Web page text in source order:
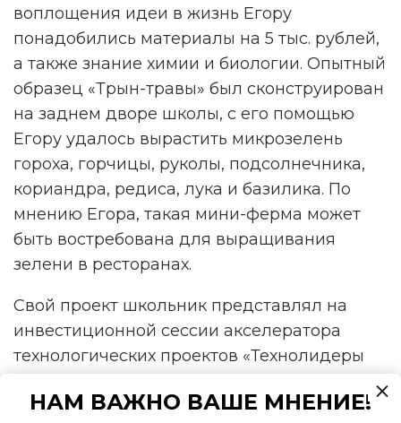
воплощения идеи в жизнь Егору
понадобились материалы на 5 тыс. рублей,
а также знание химии и биологии. Опытный
образец «Трын-травы» был сконструирован
на заднем дворе школы, с его помощью
Егору удалось вырастить микрозелень
гороха, горчицы, руколы, подсолнечника,
кориандра, редиса, лука и базилика. По
мнению Егора, такая мини-ферма может
быть востребована для выращивания
зелени в ресторанах.
Свой проект школьник представлял на
инвестиционной сессии акселератора
технологических проектов «Технолидеры
инвесторам.
НАМ ВАЖНО ВАШЕ МНЕНИЕ!